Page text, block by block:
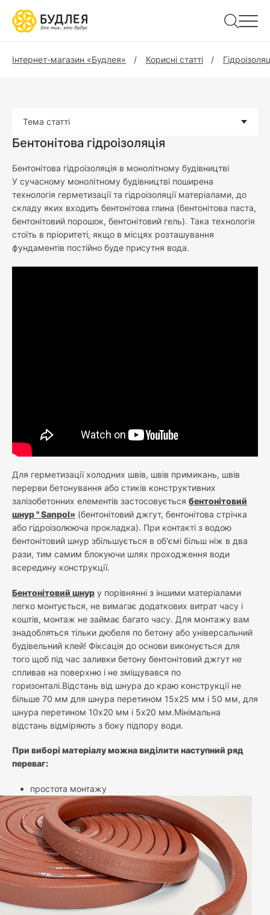
Інтернет-магазин «Будлея» Корисні статті
Тема статті
Бентонітова гідроізоляція
Бентонітова гідроізоляція в монолітному будівництві
У сучасному монолітному будівництві поширена
технологія герметизації та гідроізоляції матеріалами, до
складу яких входить бентонітова глина (бентонітова паста,
бентонітовий порошок, бентонітовий гель). Така технологія
стоїть в пріоритеті, якщо в місцях розташування
фундаментів постійно буде присутня вода.
Для герметизації холодних швів, швів примикань, швів
перерви бетонування або стиків конструктивних
залізобетонних елементів застосовується бентонітовий
шнур " Sanpol» (бентонітовий джгут, бентонітова стрічка
або гідроізолююча прокладка). При контакті з водою
бентонітовий шнур збільшується в об'ємі більш ніж в два
рази, тим самим блокуючи шлях проходження води
всередину конструкції.
Бентонітовий шнур у порівнянні з іншими матеріалами
легко монтується, не вимагає додаткових витрат часу і
коштів, монтаж не займає багато часу. Для монтажу вам
знадобляться тільки дюбеля по бетону або універсальний
будівельний клей! Фіксація до основи виконується для
того щоб під час заливки бетону бентонітовий джгут не
спливав на поверхню і не зміщувався по
горизонталі.Відстань від шнура до краю конструкції не
більше 70 мм для шнура перетином 15х25 мм і 50 мм, для
шнура перетином 10х20 мм і 5х20 мм.Мінімальна
відстань відміряють з боку підпору води.
При виборі матеріалу можна виділити наступний ряд
переваг:
простота монтажу